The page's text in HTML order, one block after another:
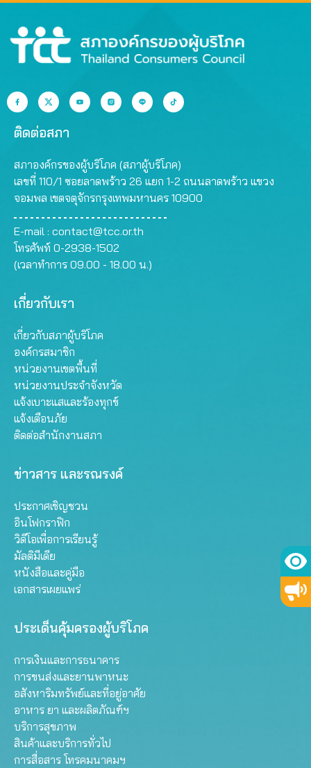
ติดต่อสภา
สภาองค์กรของผู้บริโภค (สภาผู้บริโภค)
เลขที่ 110/1 ซอยลาดพร้าว 26 แยก 1-2 ถนนลาดพร้าว แขวง
จอมพล เขตจตุจักรกรุงเทพมหานคร 10900
E-mail : contact@tcc.or.th
โทรศัพท์ 0-2938-1502
(เวลาทำการ 09.00 - 18.00 น.)
เกี่ยวกับเรา
เกี่ยวกับสภาผู้บริโภค
องค์กรสมาชิก
หน่วยงานเขตพื้นที่
หน่วยงานประจำจังหวัด
แจ้งเบาะแสและร้องทุกข์
แจ้งเตือนภัย
ติดต่อสำนักงานสภา
ข่าวสาร และรณรงค์
ประกาศเชิญชวน
อินโฟกราฟิก
วิดีโอเพื่อการเรียนรู้
มัลติมีเดีย
หนังสือและคู่มือ
เอกสารเผยแพร่
ประเด็นคุ้มครองผู้บริโภค
การเงินและการธนาคาร
การขนส่งและยานพาหนะ
อสังหาริมทรัพย์และที่อยู่อาศัย
อาหาร ยา และผลิตภัณฑ์ฯ
บริการสุขภาพ
สินค้าและบริการทั่วไป
การสื่อสาร โทรคมนาคมฯ